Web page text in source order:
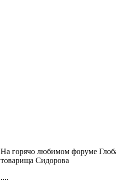
На горячо любимом форуме
товарища Сидорова
....